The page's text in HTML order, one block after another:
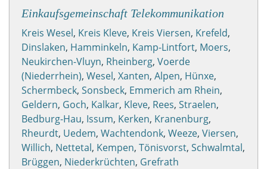
Einkaufsgemeinschaft Telekommunikation
Kreis Wesel, Kreis Kleve, Kreis Viersen, Krefeld,
Dinslaken, Hamminkeln, Kamp-Lintfort, Moers,
Neukirchen-Vluyn, Rheinberg, Voerde
(Niederrhein), Wesel, Xanten, Alpen, Hünxe,
Schermbeck, Sonsbeck, Emmerich am Rhein,
Geldern, Goch, Kalkar, Kleve, Rees, Straelen,
Bedburg-Hau, Issum, Kerken, Kranenburg,
Rheurdt, Uedem, Wachtendonk, Weeze, Viersen,
Willich, Nettetal, Kempen, Tönisvorst, Schwalmtal,
Brüggen, Niederkrüchten, Grefrath